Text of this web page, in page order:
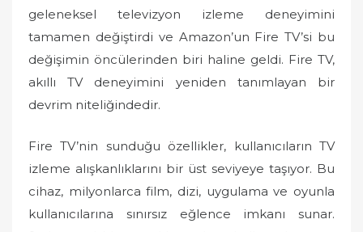
geleneksel televizyon izleme deneyimini
tamamen değiştirdi ve Amazon’un Fire TV’si bu
değişimin öncülerinden biri haline geldi. Fire TV,
akıllı TV deneyimini yeniden tanımlayan bir
devrim niteliğindedir.
Fire TV’nin sunduğu özellikler, kullanıcıların TV
izleme alışkanlıklarını bir üst seviyeye taşıyor. Bu
cihaz, milyonlarca film, dizi, uygulama ve oyunla
kullanıcılarına sınırsız eğlence imkanı sunar.